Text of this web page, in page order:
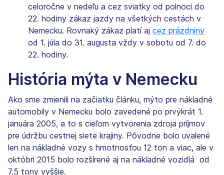
celoročne v nedeľu a cez sviatky od polnoci do
22. hodiny zákaz jazdy na všetkých cestách v
Nemecku. Rovnaký zákaz platí aj cez prázdniny
od 1. júla do 31. augusta vždy v sobotu od 7. do
22. hodiny.
História mýta v Nemecku
Ako sme zmienili na začiatku článku, mýto pre nákladné
automobily v Nemecku bolo zavedené po prvýkrát 1.
januára 2005, a to s cieľom vytvorenia zdroja príjmov
pre údržbu cestnej siete krajiny. Pôvodne bolo uvalené
len na nákladné vozy s hmotnosťou 12 ton a viac, ale v
októbri 2015 bolo rozšírené aj na nákladné vozidlá od
7,5 tony vyššie.